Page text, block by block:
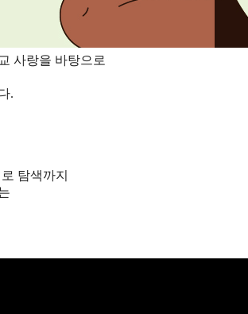
사랑을 바탕으로
.
탐색까지